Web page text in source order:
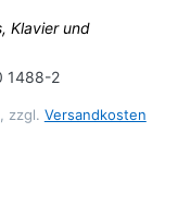
Klavier und
1488-2
zzgl. Versandkosten